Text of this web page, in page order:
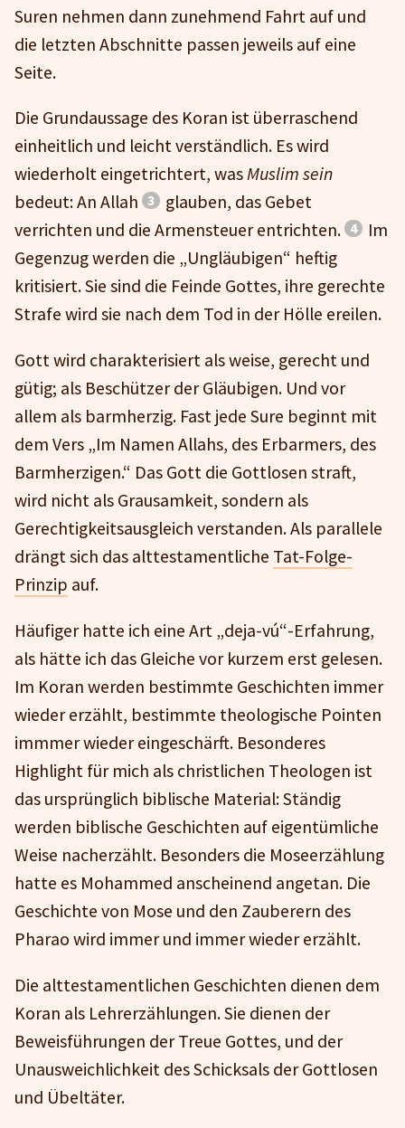
Suren nehmen dann zunehmend Fahrt auf und
die letzten Abschnitte passen jeweils auf eine
Seite.
Die Grundaussage des Koran ist überraschend
einheitlich und leicht verständlich. Es wird
wiederholt eingetrichtert, wasMuslim sein
bedeut: An Allah
glauben, das Gebet
verrichten und die Armensteuer entrichten.
Im
Gegenzug werden die „Ungläubigen“ heftig
kritisiert. Sie sind die Feinde Gottes, ihre gerechte
Strafe wird sie nach dem Tod in der Hölle ereilen.
Gott wird charakterisiert als weise, gerecht und
gütig; als Beschützer der Gläubigen. Und vor
allem als barmherzig. Fast jede Sure beginnt mit
dem Vers „Im Namen Allahs, des Erbarmers, des
Barmherzigen.“ Das Gott die Gottlosen straft,
wird nicht als Grausamkeit, sondern als
Gerechtigkeitsausgleich verstanden. Als parallele
drängt sich das alttestamentliche Tat-Folge-
Prinzip auf.
Häufiger hatte ich eine Art „deja-vú“-Erfahrung,
als hätte ich das Gleiche vor kurzem erst gelesen.
Im Koran werden bestimmte Geschichten immer
wieder erzählt, bestimmte theologische Pointen
immmer wieder eingeschärft. Besonderes
Highlight für mich als christlichen Theologen ist
das ursprünglich biblische Material: Ständig
werden biblische Geschichten auf eigentümliche
Weise nacherzählt. Besonders die Moseerzählung
hatte es Mohammed anscheinend angetan. Die
Geschichte von Mose und den Zauberern des
Pharao wird immer und immer wieder erzählt.
Die alttestamentlichen Geschichten dienen dem
Koran als Lehrerzählungen. Sie dienen der
Beweisführungen der Treue Gottes, und der
Unausweichlichkeit des Schicksals der Gottlosen
und Übeltäter.